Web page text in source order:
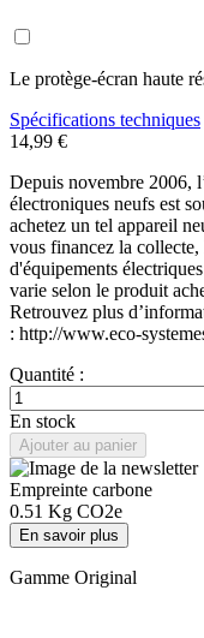
Le protège-écran haute
Spécifications techniques
14,99 €
Depuis novembre 2006,
électroniques neufs est
achetez un tel appareil
vous financez la collecte,
d'équipements
varie selon le produit
Retrouvez plus
: http://www.eco-
Quantité :
En stock
Ajouter au panier
Empreinte carbone
0.51 Kg CO2e
En savoir plus
Gamme Original